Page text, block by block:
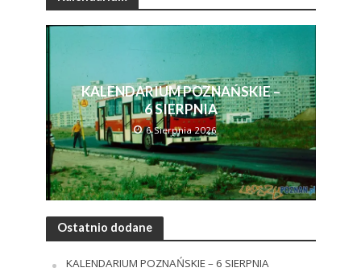
KALENDARIUM POZNAŃSKIE –
6 SIERPNIA
6 Sierpnia 2026
Ostatnio dodane
KALENDARIUM POZNAŃSKIE – 6 SIERPNIA